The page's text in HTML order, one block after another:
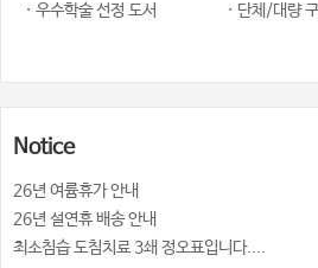
· 우수학술 선정 도서
· 단체/대량
Notice
26년 여륨휴가 안내
26년 설연휴 배송 안내
최소침습 도침치료 3쇄 정오표입니다....